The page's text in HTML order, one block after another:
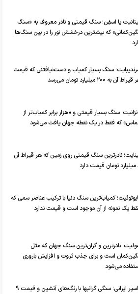
یا اسفِن؛ سنگ قیمتی و نادر معروف به «سنگ
که بیشترین درخشش نور را در بین سنگ‌ها
سنگ بسیار کمیاب و دست‌نیافتنی که قیمت
آن به ۲۰۰ میلیارد تومان می‌رسد
سنگ بسیار قیمتی و «هزار برابر کمیاب‌تر از
که فقط در یک نقطه جهان یافت می‌شود
نادرترین سنگ قیمتی روی زمین که هر قیراط آن
کمیاب‌ترین سنگ دنیا با ترکیب عناصر سمی که
یک نمونه از آن موجود است و قیمت ندارد
نادرترین و گران‌ترین سنگ جهان که مثل
است و برای جذب ثروت و افزایش باروری
می‌شود
ژاسپر ایرانی؛ سنگی گرانبها با رنگ‌های آتشین و قیمت ۹